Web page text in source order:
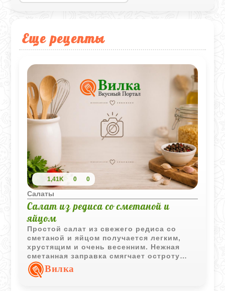
Еще рецепты
1,41K 0 0
Салаты
Салат из редиса со сметаной и
яйцом
Простой салат из свежего редиса со
сметаной и яйцом получается легким,
хрустящим и очень весенним. Нежная
сметанная заправка смягчает остроту
редиса, а укроп добавляет свежий
аромат.Вилка